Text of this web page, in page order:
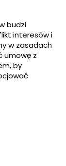
budzi
interesów i
w zasadach
umowę z
by